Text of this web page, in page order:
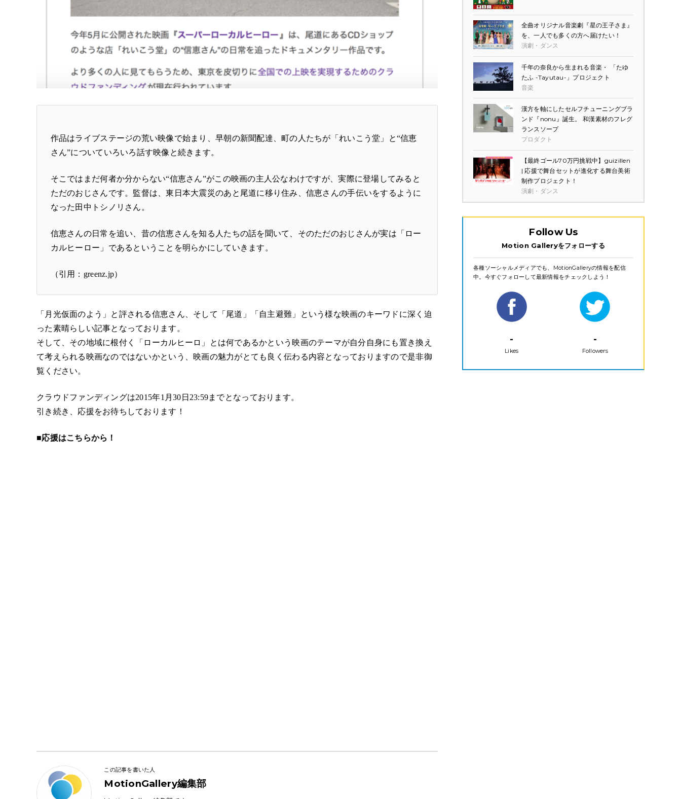
作品はライブステージの荒い映像で始まり、早朝の新聞配達、町の人たちが「れいこう堂」と“信恵
さん”についていろいろ話す映像と続きます。
そこではまだ何者か分からない“信恵さん”がこの映画の主人公なわけですが、実際に登場してみると
ただのおじさんです。監督は、東日本大震災のあと尾道に移り住み、信恵さんの手伝いをするように
なった田中トシノリさん。
信恵さんの日常を追い、昔の信恵さんを知る人たちの話を聞いて、そのただのおじさんが実は「ロー
カルヒーロー」であるということを明らかにしていきます。
（引用：greenz.jp）
「月光仮面のよう」と評される信恵さん、そして「尾道」「自主避難」という様な映画のキーワドに深く迫
った素晴らしい記事となっております。
そして、その地域に根付く「ローカルヒーロ」とは何であるかという映画のテーマが自分自身にも置き換え
て考えられる映画なのではないかという、映画の魅力がとても良く伝わる内容となっておりますので是非御
覧ください。
クラウドファンディングは2015年1月30日23:59までとなっております。
引き続き、応援をお待ちしております！
■応援はこちらから！
この記事を書いた人
MotionGallery編集部
全曲オリジナル音楽劇『星の王子さま』
を、一人でも多くの方へ届けたい！
演劇・ダンス
千年の奈良から生まれる音楽・ 「たゆ
たふ -Tayutau-」プロジェクト
音楽
漢方を軸にしたセルフチューニングブラ
ンド『nonu』誕生。 和漢素材のフレグ
ランスソープ
プロダクト
【最終ゴール70万円挑戦中】guizillen
| 応援で舞台セットが進化する舞台美術
制作プロジェクト！
演劇・ダンス
Follow Us
Motion Galleryをフォローする
各種ソーシャルメディアでも、MotionGalleryの情報を配信
中。今すぐフォローして最新情報をチェックしよう！
-
Likes
-
Followers